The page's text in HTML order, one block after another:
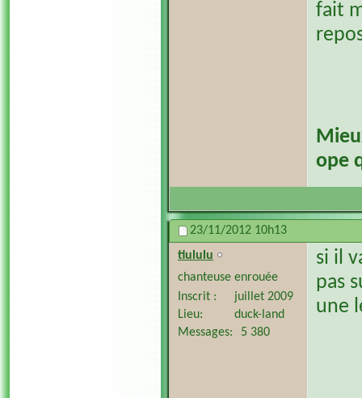
fait
ope
23/11/2012 10h13
tiululu
chanteuse enrouée
Inscrit
juillet 2009
Lieu
duck-land
Messages
5 380
si il
pas
une